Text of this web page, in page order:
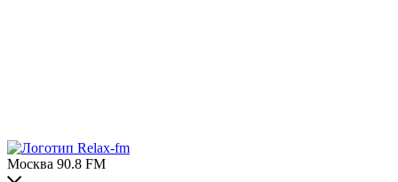
Москва 90.8 FM